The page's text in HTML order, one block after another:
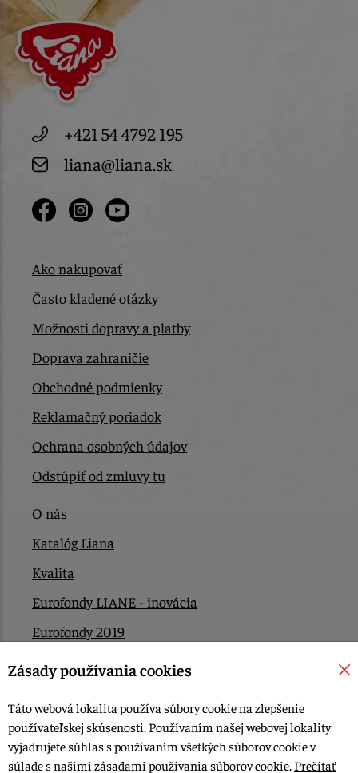
+421 54 4792 195
liana@liana.sk
Ako nakupovať
Často kladené otázky
Možnosti dopravy a platby
Doprava zahraničie
Obchodné podmienky
Reklamačný poriadok
Ochrana osobných údajov
Odstúpiť od zmluvy tu
O nás
Katalóg Liana
Kvalita
Eurofondy LIANE - inovácia
Eurofondy 2019
Eurofondy 2022/2023
Kontakt
Zásady používania cookies
Táto webová lokalita používa súbory cookie na zlepšenie
používateľskej skúsenosti. Používaním našej webovej lokality
vyjadrujete súhlas s používaním všetkých súborov cookie v
súlade s našimi zásadami používania súborov cookie. Prečítať